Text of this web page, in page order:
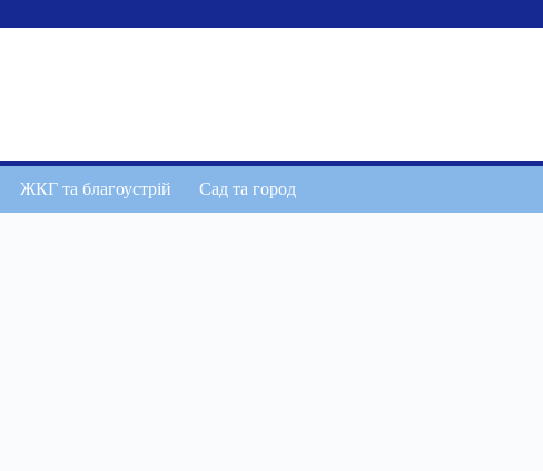
ЖКГ та благоустрій Сад та город